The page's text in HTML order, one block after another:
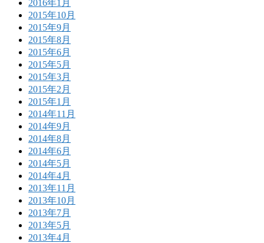
2016年1月
2015年10月
2015年9月
2015年8月
2015年6月
2015年5月
2015年3月
2015年2月
2015年1月
2014年11月
2014年9月
2014年8月
2014年6月
2014年5月
2014年4月
2013年11月
2013年10月
2013年7月
2013年5月
2013年4月